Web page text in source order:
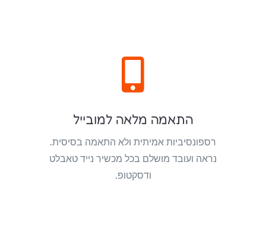

התאמה מלאה למובייל
רספונסיביות אמיתית ולא התאמה בסיסית.
נראה ועובד מושלם בכל מכשיר נייד טאבלט
ודסקטופ.